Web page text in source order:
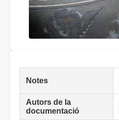
Notes
Autors de la
documentació